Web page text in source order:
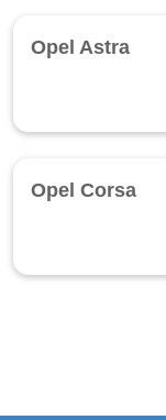
Opel Astra
Opel Corsa